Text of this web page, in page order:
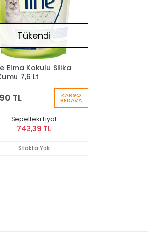
Tükendi
Elma Kokulu Silika
7,6 Lt
TL KARGO
BEDAVA
Sepetteki Fiyat
743,39 TL
Stokta Yok